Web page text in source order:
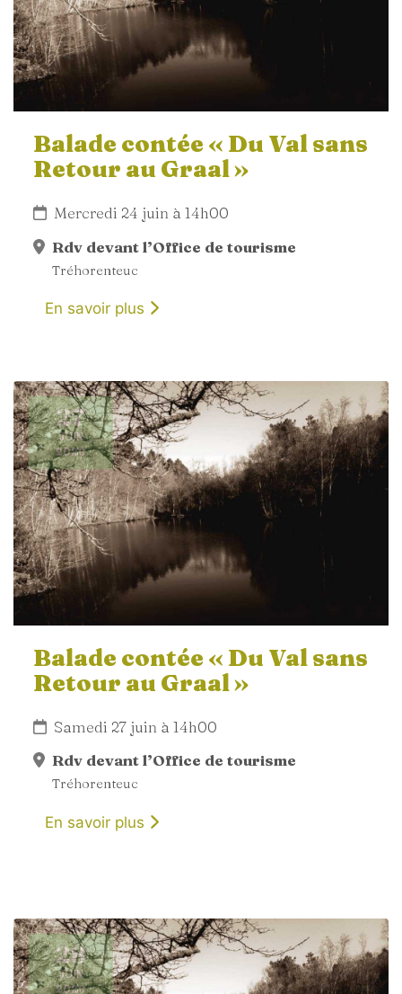
Balade contée « Du Val sans
Retour au Graal »
Mercredi 24 juin à 14h00
Rdv devant l’Office de tourisme
Tréhorenteuc
En savoir plus
27
JUIN
2026
Balade contée « Du Val sans
Retour au Graal »
Samedi 27 juin à 14h00
Rdv devant l’Office de tourisme
Tréhorenteuc
En savoir plus
28
JUIN
2026